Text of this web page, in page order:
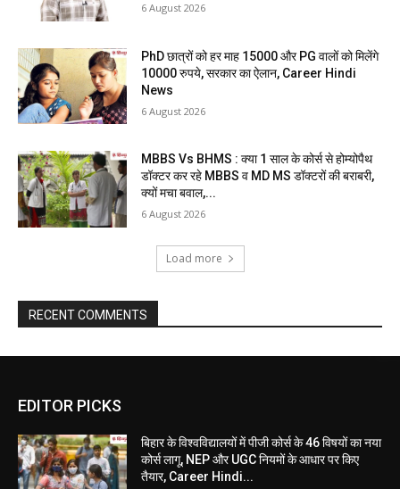
6 August 2026
PhD छात्रों को हर माह 15000 और PG वालों को मिलेंगे
10000 रुपये, सरकार का ऐलान, Career Hindi
News
6 August 2026
MBBS Vs BHMS : क्या 1 साल के कोर्स से होम्योपैथ
डॉक्टर कर रहे MBBS व MD MS डॉक्टरों की बराबरी,
क्यों मचा बवाल,...
6 August 2026
Load more
RECENT COMMENTS
EDITOR PICKS
बिहार के विश्वविद्यालयों में पीजी कोर्स के 46 विषयों का नया
कोर्स लागू, NEP और UGC नियमों के आधार पर किए
तैयार, Career Hindi...